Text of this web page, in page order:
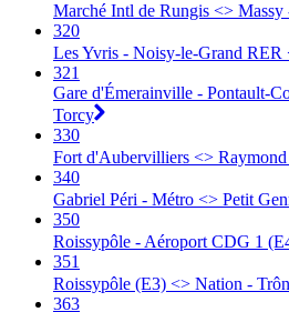
Marché Intl de Rungis <> Massy
320
Les Yvris - Noisy-le-Grand RER
321
Gare d'Émerainville - Pontault-
Torcy
330
Fort d'Aubervilliers <>
340
Gabriel Péri - Métro <> Petit
350
Roissypôle - Aéroport CDG 1
351
Roissypôle (E3) <> Nation -
363